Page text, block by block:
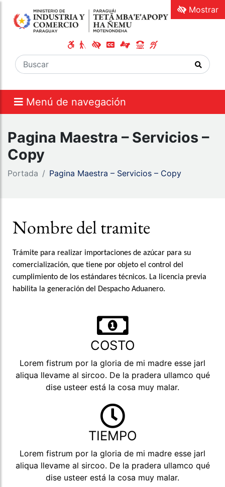
Menú de navegación
Mostrar
Pagina Maestra – Servicios –
Copy
Portada Pagina Maestra – Servicios – Copy
Nombre del tramite
Trámite para realizar importaciones de azúcar para su
comercialización, que tiene por objeto el control del
cumplimiento de los estándares técnicos. La licencia previa
habilita la generación del Despacho Aduanero.
COSTO
Lorem fistrum por la gloria de mi madre esse jarl
aliqua llevame al sircoo. De la pradera ullamco qué
dise usteer está la cosa muy malar.
TIEMPO
Lorem fistrum por la gloria de mi madre esse jarl
aliqua llevame al sircoo. De la pradera ullamco qué
dise usteer está la cosa muy malar.